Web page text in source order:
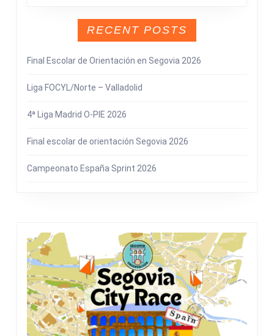
RECENT POSTS
Final Escolar de Orientación en Segovia 2026
Liga FOCYL/Norte – Valladolid
4ª Liga Madrid O-PIE 2026
Final escolar de orientación Segovia 2026
Campeonato España Sprint 2026